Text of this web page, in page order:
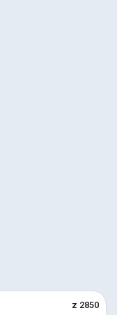
z 2850